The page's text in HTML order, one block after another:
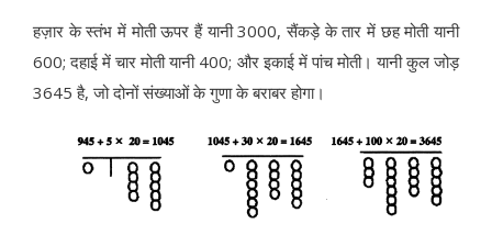
हज़ार के स्तंभ में मोती ऊपर हैं यानी 3000, सैंकड़े के तार में छह मोती यानी
600; दहाई में चार मोती यानी 400; और इकाई में पांच मोती। यानी कुल जोड़
3645 है, जो दोनों संख्याओं के गुणा के बराबर होगा।